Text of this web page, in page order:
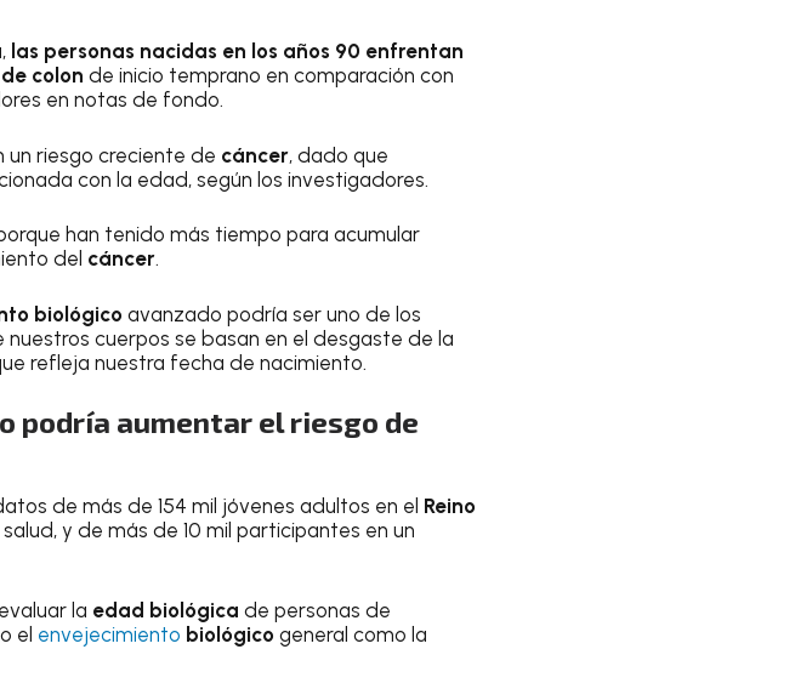
, las personas nacidas en los años 90 enfrentan
colon de inicio temprano en comparación con
en notas de fondo.
un riesgo creciente de cáncer, dado que
con la edad, según los investigadores.
han tenido más tiempo para acumular
del cáncer.
biológico avanzado podría ser uno de los
nuestros cuerpos se basan en el desgaste de la
refleja nuestra fecha de nacimiento.
podría aumentar el riesgo de
de más de 154 mil jóvenes adultos en el Reino
y de más de 10 mil participantes en un
la edad biológica de personas de
el envejecimiento biológico general como la